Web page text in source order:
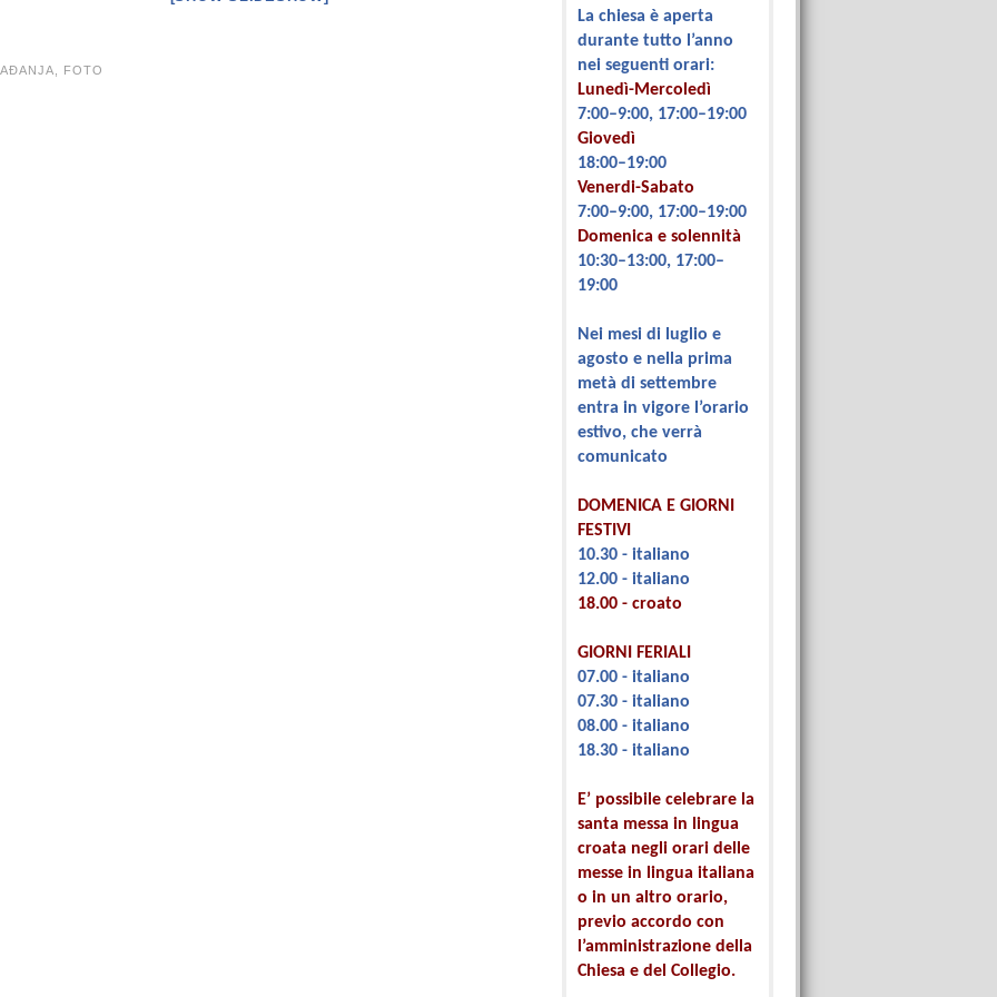
FOTO
La chiesa è aperta
durante tutto l’anno
nei seguenti orari:
Lunedì-Mercoledì
7:00–9:00, 17:00–19:00
Giovedì
18:00–19:00
Venerdi-Sabato
7:00–9:00, 17:00–19:00
Domenica e solennità
10:30–13:00, 17:00–
19:00
Nei mesi di luglio e
agosto e nella prima
metà di settembre
entra in vigore l’orario
estivo, che verrà
comunicato
DOMENICA E GIORNI
FESTIVI
10.30 - italiano
12.00 - italiano
18.00 - croato
GIORNI FERIALI
07.00 - italiano
07.30 - italiano
08.00 - italiano
18.30 - italiano
E’ possibile celebrare la
santa messa in lingua
croata negli orari delle
messe in lingua italiana
o in un altro orario,
previo accordo con
l’amministrazione della
Chiesa e del Collegio.